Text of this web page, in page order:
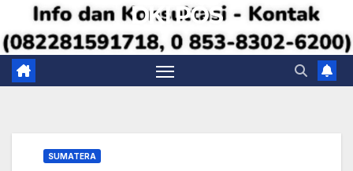
DKI POS
SUMATERA